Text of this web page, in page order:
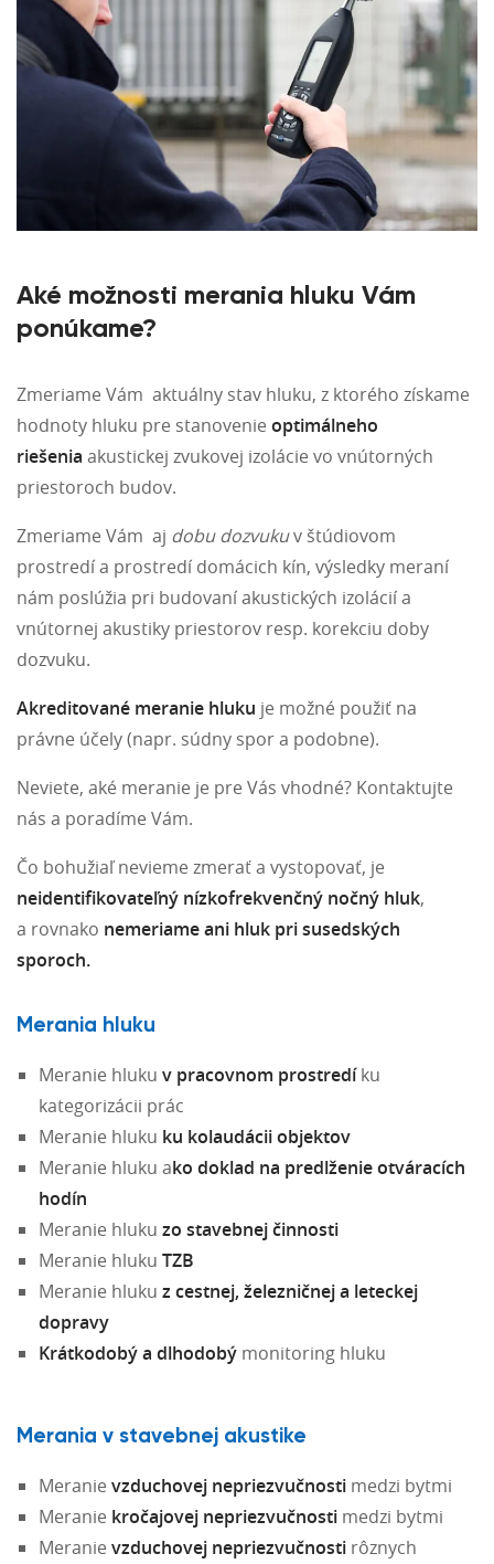
Aké možnosti merania hluku Vám
ponúkame?
Zmeriame Vám aktuálny stav hluku, z ktorého získame
hodnoty hluku pre stanovenie optimálneho
riešenia akustickej zvukovej izolácie vo vnútorných
priestoroch budov.
Zmeriame Vám aj dobu dozvukuv štúdiovom
prostredí a prostredí domácich kín, výsledky meraní
nám poslúžia pri budovaní akustických izolácií a
vnútornej akustiky priestorov resp. korekciu doby
dozvuku.
Akreditované meranie hluku je možné použiť na
právne účely (napr. súdny spor a podobne).
Neviete, aké meranie je pre Vás vhodné? Kontaktujte
nás a poradíme Vám.
Čo bohužiaľ nevieme zmerať a vystopovať, je
neidentifikovateľný nízkofrekvenčný nočný hluk,
a rovnako nemeriame ani hluk pri susedských
sporoch.
Merania hluku
Meranie hluku v pracovnom prostredíku
kategorizácii prác
Meranie hluku ku kolaudácii objektov
Meranie hluku ako doklad na predlženie otváracích
hodín
Meranie hluku zo stavebnej činnosti
Meranie hluku TZB
Meranie hluku z cestnej, železničnej a leteckej
dopravy
Krátkodobý a dlhodobý monitoring hluku
Merania v stavebnej akustike
Meranie vzduchovej nepriezvučnosti medzi bytmi
Meranie kročajovej nepriezvučnosti medzi bytmi
Meranie vzduchovej nepriezvučnosti rôznych